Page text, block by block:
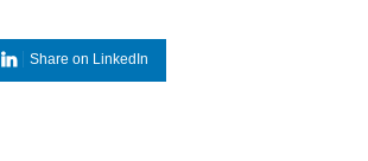
Share on LinkedIn